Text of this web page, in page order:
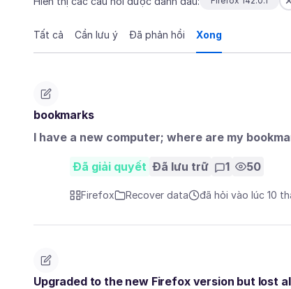
Tất cả Cần lưu ý Đã phản hồi Xong
bookmarks
I have a new computer; where are my
Đã giải quyết Đã lưu trữ 1 50
Firefox Recover data đã hỏi vào lúc 10
Upgraded to the new Firefox version but lost